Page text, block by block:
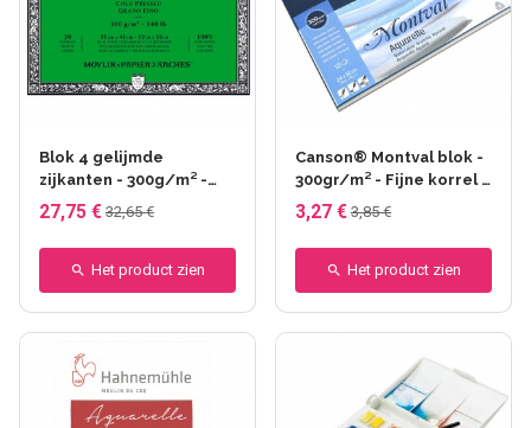
Blok 4 gelijmde
zijkanten - 300g/m² -
Fijne korrel - Bogen
27,75 € 32,65 €
Het product zien
Canson® Montval blok -
300gr/m² - Fijne korrel -
4 zijden verlijmd
3,27 € 3,85 €
Het product zien